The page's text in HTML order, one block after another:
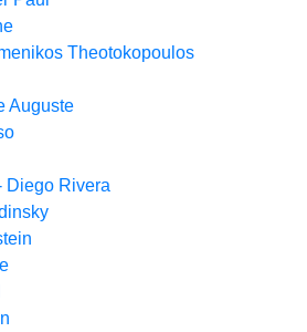
Theotokopoulos
Auguste
Diego Rivera